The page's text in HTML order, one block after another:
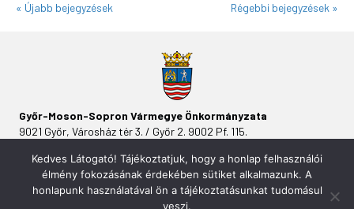
« Újabb bejegyzések Régebbi bejegyzések »
Győr-Moson-Sopron Vármegye Önkormányzata
9021 Győr, Városház tér 3. / Győr 2. 9002 Pf. 115.
Kedves Látogató! Tájékoztatjuk, hogy a honlap felhasználói
élmény fokozásának érdekében sütiket alkalmazunk. A
honlapunk használatával ön a tájékoztatásunkat tudomásul
veszi.